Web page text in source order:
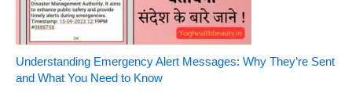
Understanding Emergency Alert Messages: Why They’re Sent
and What You Need to Know